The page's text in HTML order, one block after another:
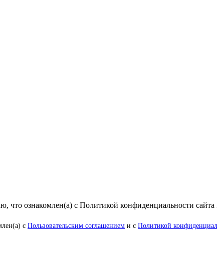
что ознакомлен(а) с Политикой конфиденциальности
с Пользовательским соглашением и с Политикой